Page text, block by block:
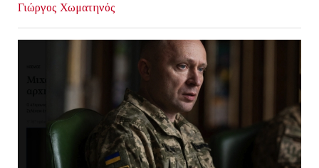
Γιώργος Χωματηνός